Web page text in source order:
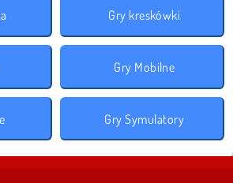
Gry kreskówki
Gry Mobilne
Gry Symulatory